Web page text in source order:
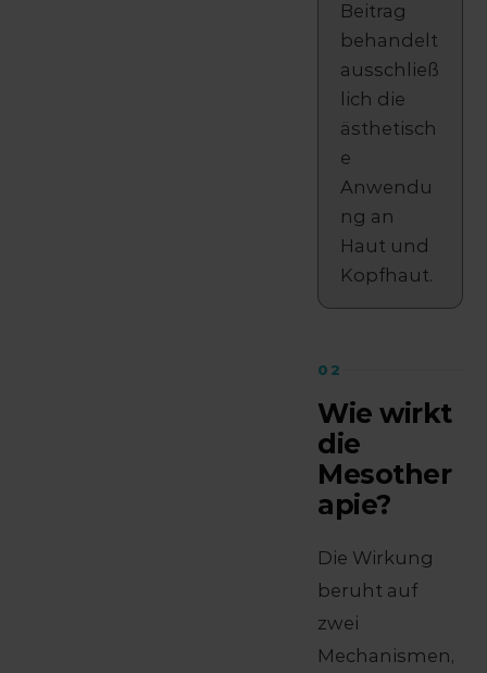
Beitrag
behandelt
ausschließ
lich die
ästhetisch
e
Anwendu
ng an
Haut und
Kopfhaut.
02
Wie wirkt
die
Mesother
apie?
Die Wirkung
beruht auf
zwei
Mechanismen,